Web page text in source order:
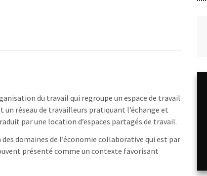
du travail qui regroupe un espace de travail
un réseau de travailleurs pratiquant l’échange et
par une location d’espaces partagés de travail.
domaines de l’économie collaborative qui est par
présenté comme un contexte favorisant